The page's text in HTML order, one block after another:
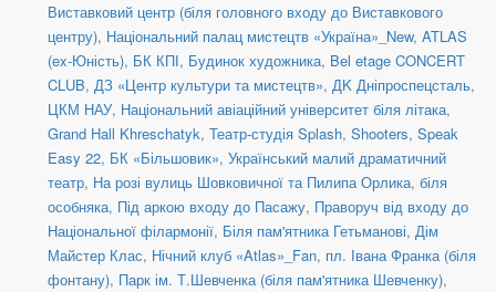
Виставковий центр (біля головного входу до Виставкового
центру), Національний палац мистецтв «Україна»_New, ATLAS
(ex-Юність), БК КПІ, Будинок художника, Bel etage CONCERT
CLUB, ДЗ «Центр культури та мистецтв», ДK Дніпроспецсталь,
ЦКМ НАУ, Національний авіаційний університет біля літака,
Grand Hall Khreschatyk, Театр-студія Splash, Shooters, Speak
Easy 22, БК «Більшовик», Український малий драматичний
театр, На розі вулиць Шовковичної та Пилипа Орлика, біля
особняка, Під аркою входу до Пасажу, Праворуч від входу до
Національної філармонії, Біля пам'ятника Гетьманові, Дім
Майстер Клас, Нічний клуб «Atlas»_Fan, пл. Івана Франка (біля
фонтану), Парк ім. Т.Шевченка (біля пам'ятника Шевченку),